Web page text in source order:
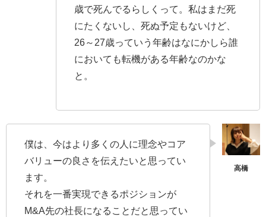
歳で死んでるらしくって。私はまだ死
にたくないし、死ぬ予定もないけど、
26～27歳っていう年齢はなにかしら誰
においても転機がある年齢なのかな
と。
僕は、今はより多くの人に理念やコア
バリューの良さを伝えたいと思ってい
ます。
それを一番実現できるポジションが
M&A先の社長になることだと思ってい